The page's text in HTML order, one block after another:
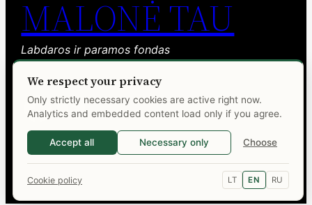
MALONĖ TAU
Labdaros ir paramos fondas
Facebook
YouTube
We respect your privacy
Only strictly necessary cookies are active right now.
Analytics and embedded content load only if you agree.
Accept all Necessary only Choose
Cookie policy LT EN RU